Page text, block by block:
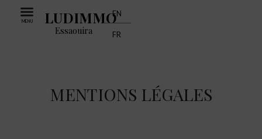
MENU LUDIMMO
Essaouira
EN
FR
MENTIONS LÉGALES